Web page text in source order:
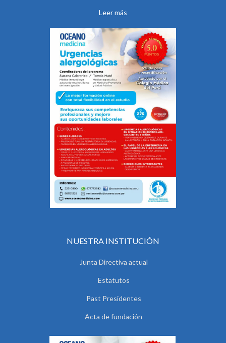
Leer más
NUESTRA INSTITUCIÓN
Junta Directiva actual
Estatutos
Past Presidentes
Acta de fundación